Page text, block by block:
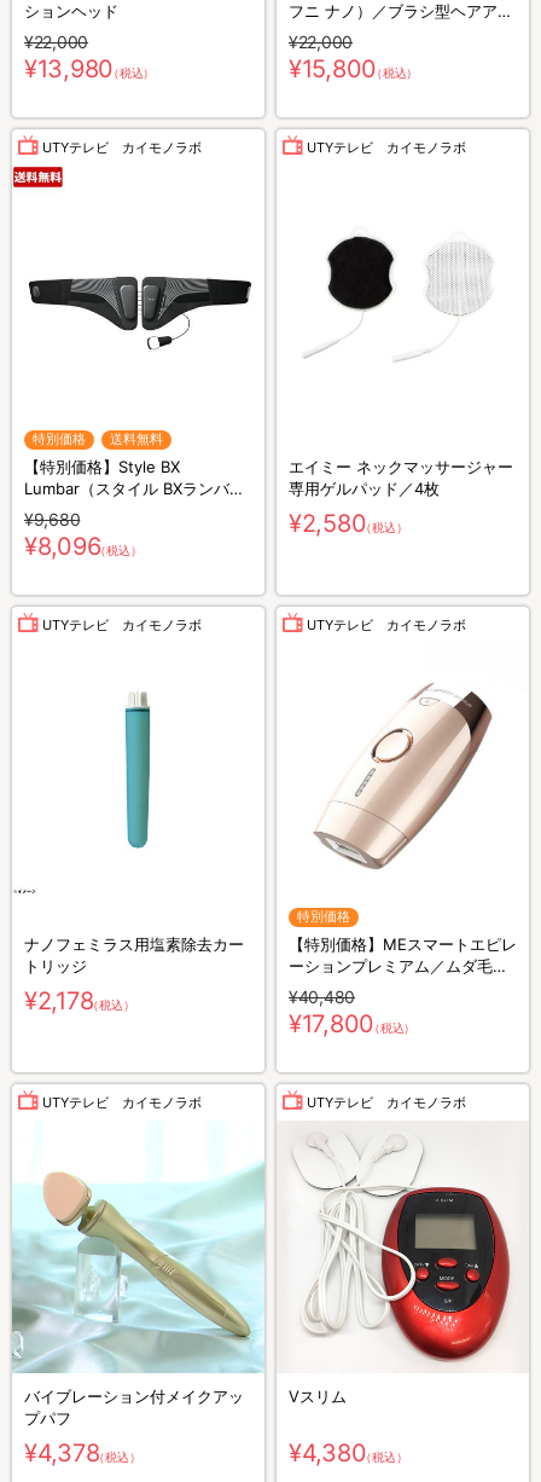
ションヘッド
¥22,000
¥13,980（税込）
フニ ナノ）／ブラシ型ヘアアイ
ロン
¥22,000
¥15,800（税込）
UTYテレビ カイモノラボ
特別価格 送料無料
【特別価格】Style BX
Lumbar（スタイル BXランバ
ー）／サポートベルト（送料無
料）
¥9,680
¥8,096（税込）
UTYテレビ カイモノラボ
エイミー ネックマッサージャー
専用ゲルパッド／4枚
¥2,580（税込）
UTYテレビ カイモノラボ
ナノフェミラス用塩素除去カー
トリッジ
¥2,178（税込）
UTYテレビ カイモノラボ
特別価格
【特別価格】MEスマートエピレ
ーションプレミアム／ムダ毛ケ
アアイテム
¥40,480
¥17,800（税込）
UTYテレビ カイモノラボ
バイブレーション付メイクアッ
プパフ
¥4,378（税込）
UTYテレビ カイモノラボ
Vスリム
¥4,380（税込）